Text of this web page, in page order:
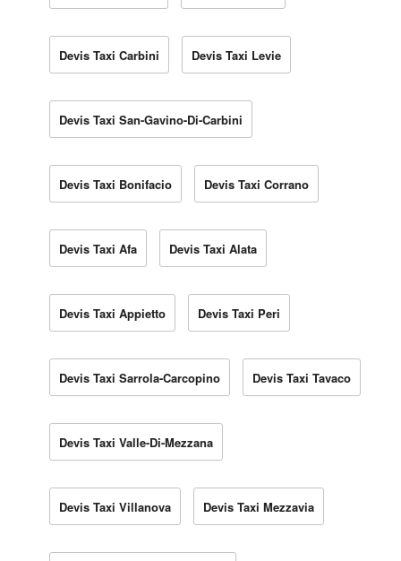
Devis Taxi Carbini Devis Taxi Levie
Devis Taxi San-Gavino-Di-Carbini
Devis Taxi Bonifacio Devis Taxi Corrano
Devis Taxi Afa Devis Taxi Alata
Devis Taxi Appietto Devis Taxi Peri
Devis Taxi Sarrola-Carcopino Devis Taxi Tavaco
Devis Taxi Valle-Di-Mezzana
Devis Taxi Villanova Devis Taxi Mezzavia